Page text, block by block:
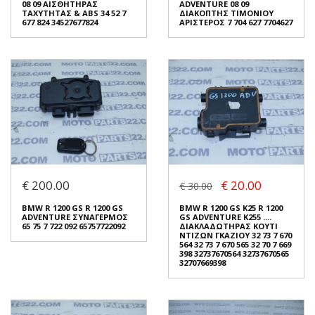
Σε Απόθεμα: 1
Προέλευση:Original
Νούμερο Αγγελίας (SKU):
41146
Συνδεθείτε για αγορά
Σε Απόθεμα: 1
Κατάσταση:
Μεταχειρισμένο
41141
Συνδεθείτε για αγορά
08 09 ΑΙΣΘΗΤΗΡΑΣ
ΤΑΧΥΤΗΤΑΣ & ABS 34 52 7
677 824 34527677824
BMW R 1200 GS ADVENTURE
08 09 ΑΙΣΘΗΤΗΡΑΣ
677 824 34527677824
Σε Απόθεμα: 1
Κατάσταση:
41130
ADVENTURE 08 09
ΔΙΑΚΟΠΤΗΣ ΤΙΜΟΝΙΟΥ
ΑΡΙΣΤΕΡΟΣ 7 704 627 7704627
BMW R 1200 GS R 1200 GS
ADVENTURE 08 09
ΑΡΙΣΤΕΡΟΣ 7 704 627 7704627
Σε Απόθεμα: 1
Κατάσταση:
Μεταχειρισμένο
41123
€ 200.00
BMW R 1200 GS R 1200 GS
ADVENTURE ΣΥΝΑΓΕΡΜΟΣ
65 75 7 722 092 65757722092
€ 30.00 € 20.00
BMW R 1200 GS K25 R 1200
GS ADVENTURE K255 ....
ΔΙΑΚΛΑΔΩΤΗΡΑΣ ΚΟΥΤΙ
ΝΤΙΖΩΝ ΓΚΑΖΙΟΥ 32 73 7 670
564 32 73 7 670 565 32 70 7 669
398 32737670564 32737670565
32707669398